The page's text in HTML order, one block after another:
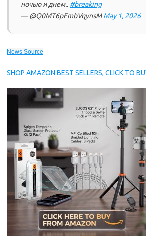
ночью и днем.. #breaking
— @Q0MT6pFmbVqynsMMay 1, 2026
News Source
SHOP AMAZON BEST SELLERS, CLICK TO